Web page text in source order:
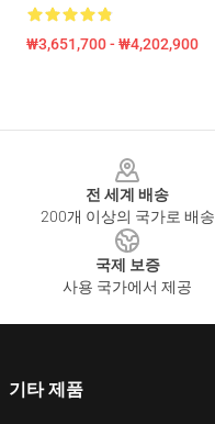
₩3,651,700 - ₩4,202,900
전 세계 배송
200개 이상의 국가로 배송
국제 보증
사용 국가에서 제공
기타 제품